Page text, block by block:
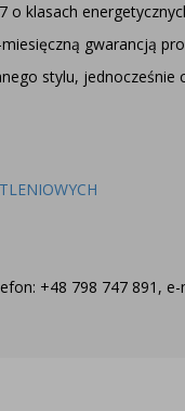
o klasach
gwarancją
stylu,
+48 798 747 891,